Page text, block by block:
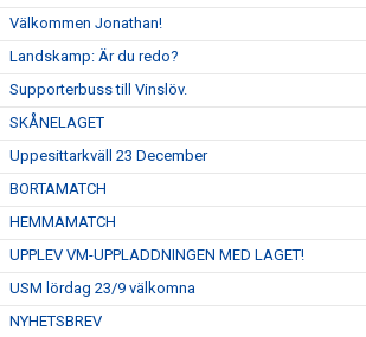
Välkommen Jonathan!
Landskamp: Är du redo?
Supporterbuss till Vinslöv.
SKÅNELAGET
Uppesittarkväll 23 December
BORTAMATCH
HEMMAMATCH
UPPLEV VM-UPPLADDNINGEN MED LAGET!
USM lördag 23/9 välkomna
NYHETSBREV